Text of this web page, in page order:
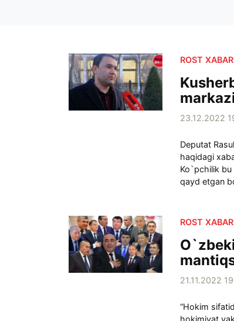
ROST
23.12.2022
Deputat
haqidagi
Ko`pchilik bu
qayd etgan
ROST
21.11.2022
“Hokim
hokimiyat